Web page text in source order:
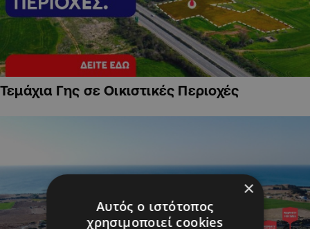
Τεμάχια Γης σε Οικιστικές Περιοχές
×
Αυτός ο ιστότοπος
χρησιμοποιεί cookies